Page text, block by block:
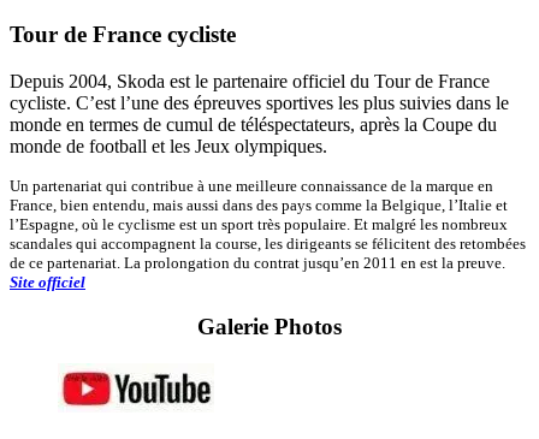
Tour de France cycliste
Depuis 2004, Skoda est le partenaire officiel du Tour de France
cycliste. C’est l’une des épreuves sportives les plus suivies dans le
monde en termes de cumul de téléspectateurs, après la Coupe du
monde de football et les Jeux olympiques.
Un partenariat qui contribue à une meilleure connaissance de la marque en
France, bien entendu, mais aussi dans des pays comme la Belgique, l’Italie et
l’Espagne, où le cyclisme est un sport très populaire. Et malgré les nombreux
scandales qui accompagnent la course, les dirigeants se félicitent des retombées
de ce partenariat. La prolongation du contrat jusqu’en 2011 en est la preuve.
Site officiel
Galerie Photos